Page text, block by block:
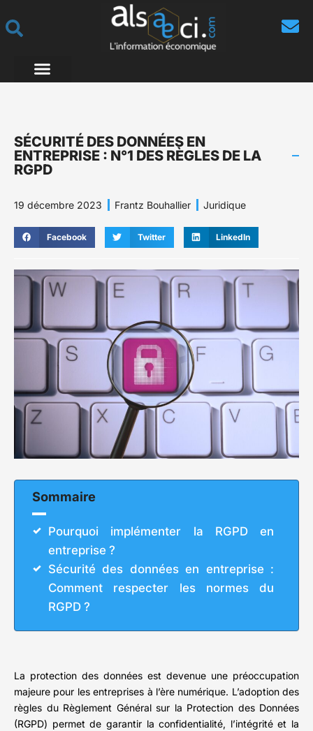
SÉCURITÉ DES DONNÉES EN
ENTREPRISE : N°1 DES RÈGLES DE LA
RGPD
19 décembre 2023 Frantz Bouhallier Juridique
Facebook Twitter LinkedIn
Sommaire
Pourquoi implémenter la RGPD en
entreprise ?
Sécurité des données en entreprise :
Comment respecter les normes du
RGPD ?
La protection des données est devenue une préoccupation
majeure pour les entreprises à l’ère numérique. L’adoption des
règles du Règlement Général sur la Protection des Données
(RGPD) permet de garantir la confidentialité, l’intégrité et la